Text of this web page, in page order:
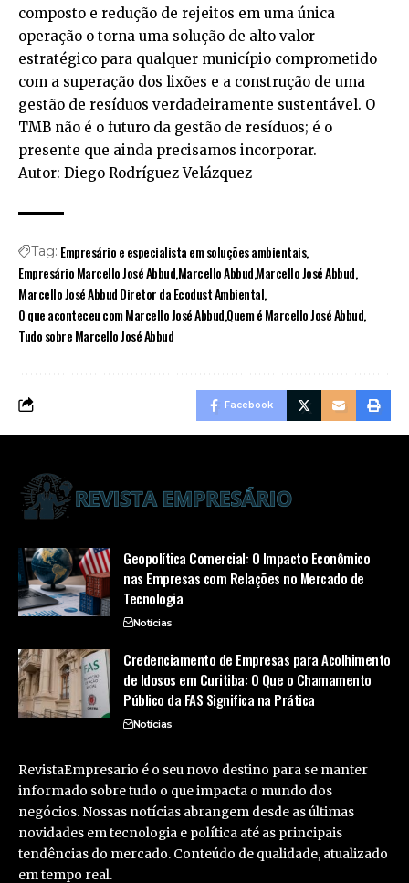
composto e redução de rejeitos em uma única
operação o torna uma solução de alto valor
estratégico para qualquer município comprometido
com a superação dos lixões e a construção de uma
gestão de resíduos verdadeiramente sustentável. O
TMB não é o futuro da gestão de resíduos; é o
presente que ainda precisamos incorporar.
Autor: Diego Rodríguez Velázquez
Tag: Empresário e especialista em soluções ambientais
Empresário Marcello José AbbudMarcello AbbudMarcello José Abbud
Marcello José Abbud Diretor da Ecodust Ambiental
O que aconteceu com Marcello José AbbudQuem é Marcello José Abbud
Tudo sobre Marcello José Abbud
Facebook
Geopolítica Comercial: O Impacto Econômico
nas Empresas com Relações no Mercado de
Tecnologia
Notícias
Credenciamento de Empresas para Acolhimento
de Idosos em Curitiba: O Que o Chamamento
Público da FAS Significa na Prática
Notícias
RevistaEmpresario é o seu novo destino para se manter
informado sobre tudo o que impacta o mundo dos
negócios. Nossas notícias abrangem desde as últimas
novidades em tecnologia e política até as principais
tendências do mercado. Conteúdo de qualidade, atualizado
em tempo real.